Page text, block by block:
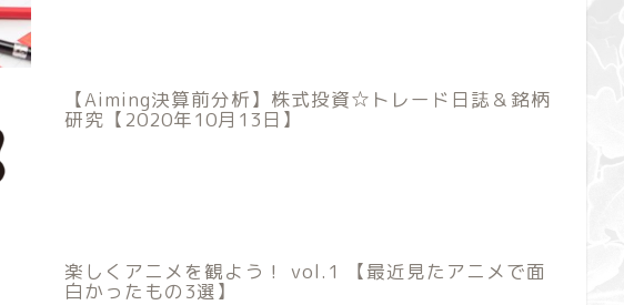
【Aiming決算前分析】株式投資☆トレード日誌＆銘柄
研究【2020年10月13日】
楽しくアニメを観よう！ vol.1 【最近見たアニメで面
白かったもの3選】